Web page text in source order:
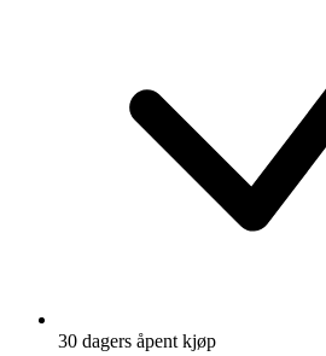
30 dagers åpent kjøp